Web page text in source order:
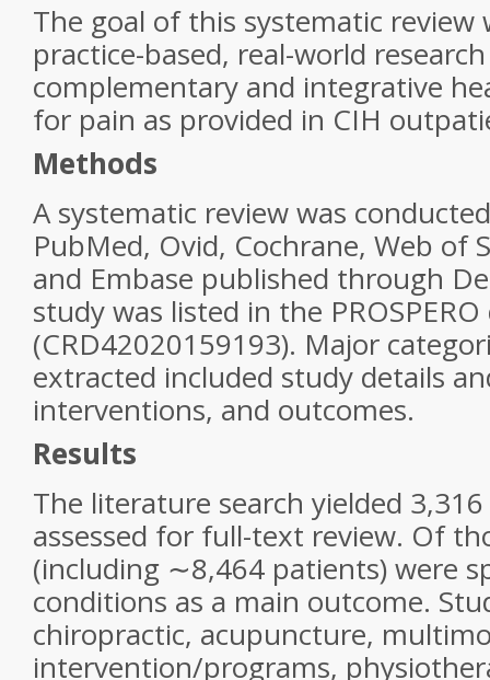
The goal of this systematic review
practice-based, real-world
complementary and integrative
for pain as provided in CIH
Methods
A systematic review was
PubMed, Ovid, Cochrane, Web of
and Embase published through
study was listed in the
(CRD42020159193). Major
extracted included study details
interventions, and outcomes.
Results
The literature search yielded
assessed for full-text review. Of
(including ∼8,464 patients) were
conditions as a main outcome.
chiropractic, acupuncture,
intervention/programs,